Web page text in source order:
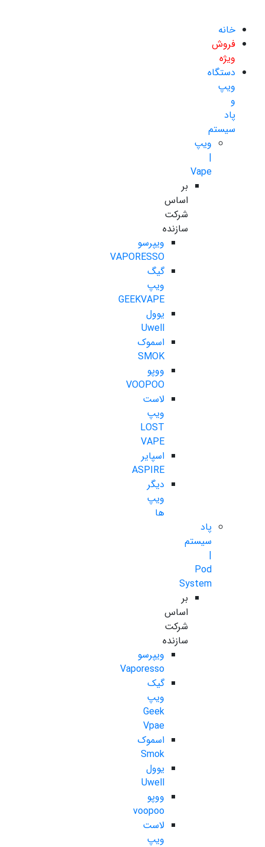
خانه
فروش
ویژه
دستگاه
ویپ
و
پاد
سیستم
ویپ
|
Vape
بر
اساس
شرکت
سازنده
ویپرسو
VAPORESSO
گیگ
ویپ
GEEKVAPE
یوول
Uwell
اسموک
SMOK
ووپو
VOOPOO
لاست
ویپ
LOST
VAPE
اسپایر
ASPIRE
دیگر
ویپ
ها
پاد
سیستم
|
Pod
System
بر
اساس
شرکت
سازنده
ویپرسو
Vaporesso
گیک
ویپ
Geek
Vpae
اسموک
Smok
یوول
Uwell
ووپو
voopoo
لاست
ویپ